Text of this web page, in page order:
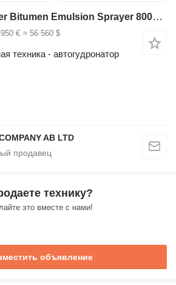
TICAB Manufacturer Bitumen Emulsion Sprayer 8000 L / Bitumen spreader
€ ≈ 56 560 $
техника - автогудронатор
AB LTD
технику?
это вместе с нами!
объявление